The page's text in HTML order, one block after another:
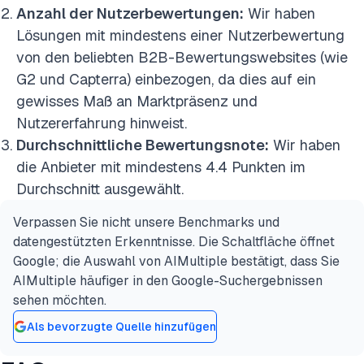
Anzahl der Nutzerbewertungen: Wir haben
Lösungen mit mindestens einer Nutzerbewertung
von den beliebten B2B-Bewertungswebsites (wie
G2 und Capterra) einbezogen, da dies auf ein
gewisses Maß an Marktpräsenz und
Nutzererfahrung hinweist.
Durchschnittliche Bewertungsnote: Wir haben
die Anbieter mit mindestens 4.4 Punkten im
Durchschnitt ausgewählt.
Verpassen Sie nicht unsere Benchmarks und
datengestützten Erkenntnisse. Die Schaltfläche öffnet
Google; die Auswahl von AIMultiple bestätigt, dass Sie
AIMultiple häufiger in den Google-Suchergebnissen
sehen möchten.
Als bevorzugte Quelle hinzufügen